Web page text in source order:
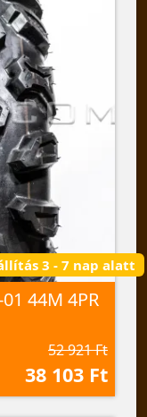
3 - 7 nap alatt
44M 4PR
52 921 Ft
38 103 Ft